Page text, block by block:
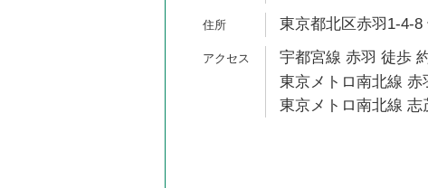
東京都北区赤羽1-4-8
宇都宮線 赤羽 徒歩
東京メトロ南北線 赤
東京メトロ南北線 志